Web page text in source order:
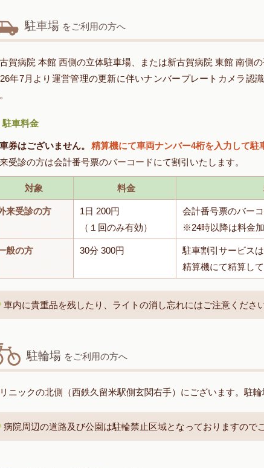
駐車場 をご利用の方へ
賀病院 本館 西側の立体駐車場、または新古賀病院 東館 南側
年7月より運営管理の更新に伴いナンバープレートカメラ認
駐車料金
券はございません。 精算機にて車両ナンバー4桁を入力して駐
受診の方は会計番号票のバーコードにて割引いたします。
対象 料金
来受診の方
1日 200円
（１回のみ有効）
会計番号票のバー
※24時以降は料金
般の方 30分 300円
駐車割引サービス
精算機にて精算し
車内に貴重品を残したり、ライトの消し忘れにはご注意ください
駐輪場 をご利用の方へ
ニックの北側（西鉄久留米駅側玄関右手）にございます。駐輪
病院周辺の道路及び公園は駐輪禁止区域となっておりますので